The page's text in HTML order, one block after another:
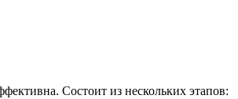
Состоит из нескольких этапов: